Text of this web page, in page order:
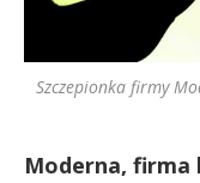
Szczepionka firmy
Moderna, firma